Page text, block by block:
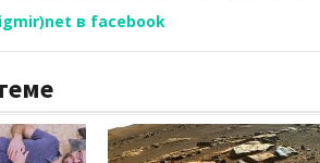
в facebook